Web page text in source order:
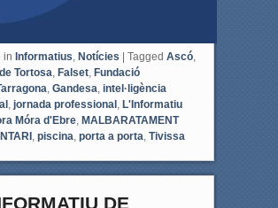
in Informatius, Notícies Tagged Ascó,
Tortosa, Falset, Fundació
, Gandesa, intel·ligència
, jornada professional , L'Informatiu
Móra d'Ebre, MALBARATAMENT
, piscina, porta a porta, Tivissa
DE